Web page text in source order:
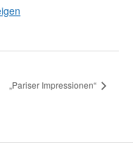
„Pariser Impressionen“